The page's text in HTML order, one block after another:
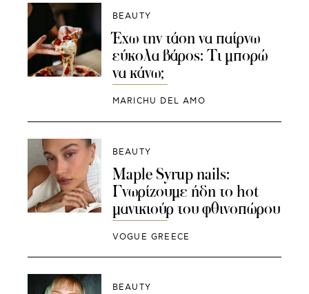
BEAUTY
Έχω την τάση να παίρνω
εύκολα βάρος: Τι μπορώ
να κάνω;
MARICHU DEL AMO
BEAUTY
Maple Syrup nails:
Γνωρίζουμε ήδη το hot
μανικιούρ του φθινοπώρου
VOGUE GREECE
BEAUTY